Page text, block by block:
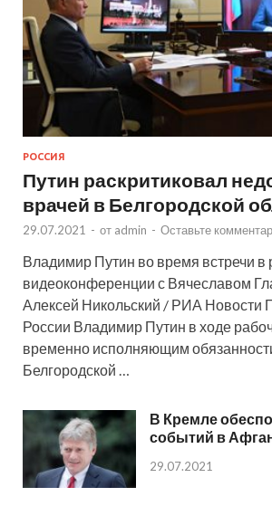
РОССИЯ
Путин раскритиковал
врачей в Белгородской
29.07.2021 - от admin - Оставьте
Владимир Путин во время встречи
видеоконференции с Вячеславом
Алексей Никольский / РИА Новости
России Владимир Путин в ходе
временно исполняющим
Белгородской …
В Кремле
событий в
29.07.2021